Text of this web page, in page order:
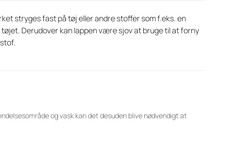
stryges fast på tøj eller andre stoffer som f.eks. en
Derudover kan lappen være sjov at bruge til at forny
og vask kan det desuden blive nødvendigt at